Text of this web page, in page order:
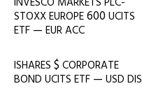
STOXXEUROPE600 UCITS
ETF — EURACC
ISHARES $ CORPORATE
BOND UCITS ETF — USD DIS